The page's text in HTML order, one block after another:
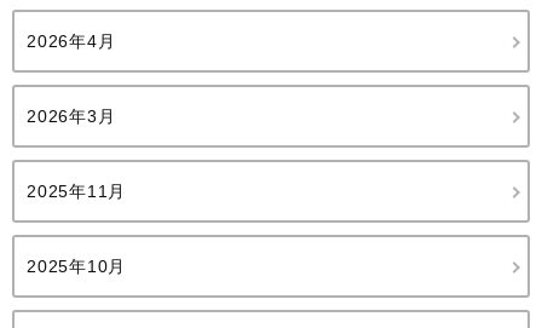
2026年4月
2026年3月
2025年11月
2025年10月